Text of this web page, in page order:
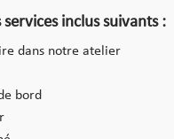
inclus suivants :
dans notre atelier
bord